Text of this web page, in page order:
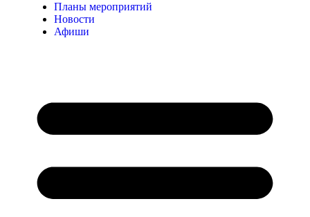
Планы мероприятий
Новости
Афиши